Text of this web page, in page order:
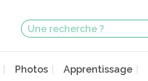
Photos Apprentissage